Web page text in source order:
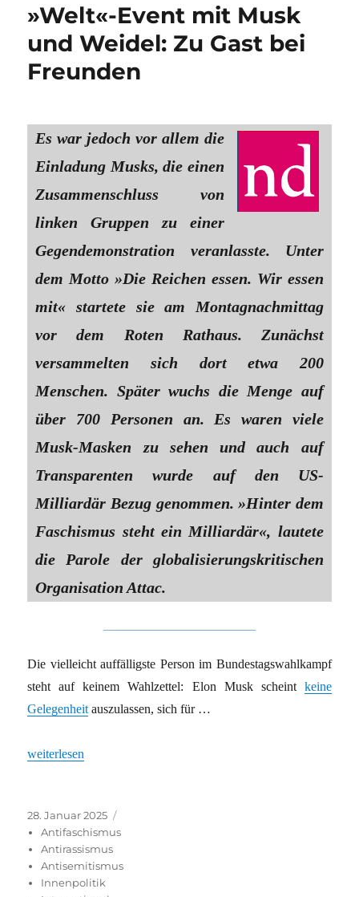
»Welt«-Event mit Musk
und Weidel: Zu Gast bei
Freunden
Es war jedoch vor allem die
Einladung Musks, die einen
Zusammenschluss von
linken Gruppen zu einer
Gegendemonstration veranlasste. Unter
dem Motto »Die Reichen essen. Wir essen
mit« startete sie am Montagnachmittag
vor dem Roten Rathaus. Zunächst
versammelten sich dort etwa 200
Menschen. Später wuchs die Menge auf
über 700 Personen an. Es waren viele
Musk-Masken zu sehen und auch auf
Transparenten wurde auf den US-
Milliardär Bezug genommen. »Hinter dem
Faschismus steht ein Milliardär«, lautete
die Parole der globalisierungskritischen
Organisation Attac.
Die vielleicht auffälligste Person im Bundestagswahlkampf
steht auf keinem Wahlzettel: Elon Musk scheint keine
Gelegenheit auszulassen, sich für …
„»Welt«-Event mit Musk und Weidel: Zu Gast bei Freunden“
weiterlesen
Veröffentlicht
am
28. Januar 2025
Antifaschismus
Antirassismus
Antisemitismus
Innenpolitik